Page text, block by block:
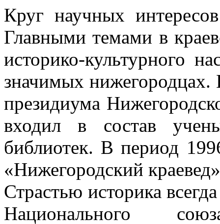
Круг научных
Главными темами в
историко-культурного
значимых
президиума
входил в состав
библиотек. В период
«Нижегородский
Страстью историка
Национального